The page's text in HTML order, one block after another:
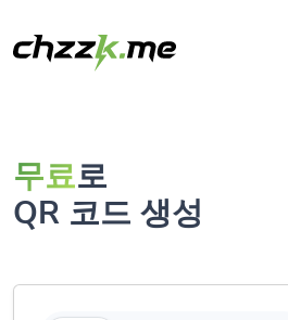
무료로
QR 코드 생성